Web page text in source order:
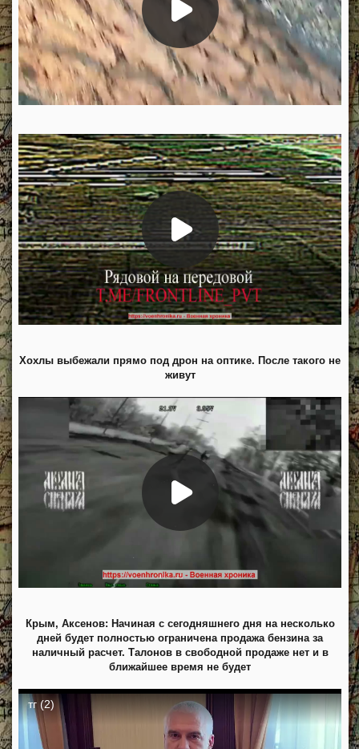
Хохлы выбежали прямо под дрон на оптике. После такого не
живут
Крым, Аксенов: Начиная с сегодняшнего дня на несколько
дней будет полностью ограничена продажа бензина за
наличный расчет. Талонов в свободной продаже нет и в
ближайшее время не будет